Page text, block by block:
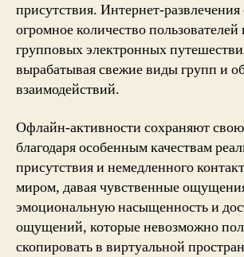
присутствия. Интернет-
огромное количество
групповых электронных
вырабатывая свежие виды групп и
взаимодействий.
Офлайн-активности сохраняют
благодаря особенным качествам
присутствия и немедленного
миром, давая чувственные
эмоциональную насыщенность и
ощущений, которые невозможно
скопировать в виртуальной